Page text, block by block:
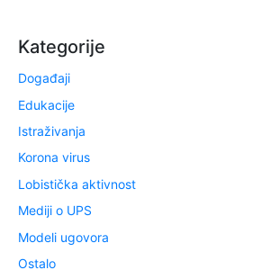
Kategorije
Događaji
Edukacije
Istraživanja
Korona virus
Lobistička aktivnost
Mediji o UPS
Modeli ugovora
Ostalo